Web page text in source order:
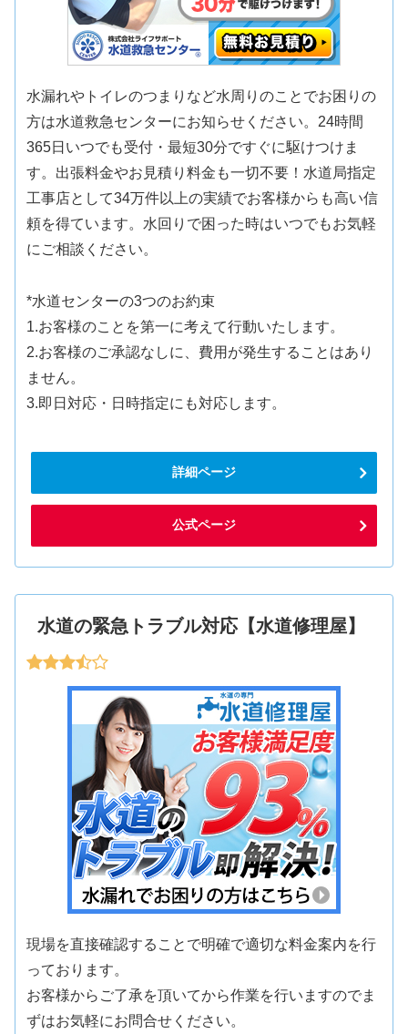
水漏れやトイレのつまりなど水周りのことでお困りの
方は水道救急センターにお知らせください。24時間
365日いつでも受付・最短30分ですぐに駆けつけま
す。出張料金やお見積り料金も一切不要！水道局指定
工事店として34万件以上の実績でお客様からも高い信
頼を得ています。水回りで困った時はいつでもお気軽
にご相談ください。
*水道センターの3つのお約束
1.お客様のことを第一に考えて行動いたします。
2.お客様のご承認なしに、費用が発生することはあり
ません。
3.即日対応・日時指定にも対応します。
詳細ページ
公式ページ
水道の緊急トラブル対応【水道修理屋】
現場を直接確認することで明確で適切な料金案内を行
っております。
お客様からご了承を頂いてから作業を行いますのでま
ずはお気軽にお問合せください。